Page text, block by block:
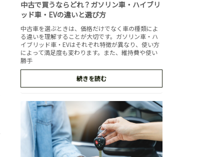
中古で買うならどれ？ガソリン車・ハイブリ
ッド車・EVの違いと選び方
中古車を選ぶときは、価格だけでなく車の種類によ
る違いを理解することが大切です。ガソリン車・ハ
イブリッド車・EVはそれぞれ特徴が異なり、使い方
によって満足度も変わります。また、維持費や使い
勝手
続きを読む